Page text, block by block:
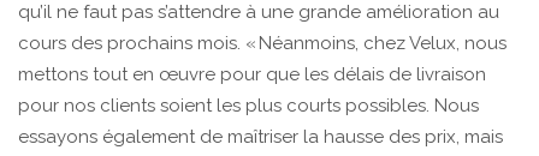
qu’il ne faut pas s’attendre à une grande amélioration au
cours des prochains mois. « Néanmoins, chez Velux, nous
mettons tout en œuvre pour que les délais de livraison
pour nos clients soient les plus courts possibles. Nous
essayons également de maîtriser la hausse des prix, mais